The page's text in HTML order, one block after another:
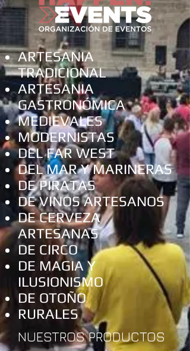
ARTESANIA
TRADICIONAL
ARTESANIA
GASTRONÓMICA
MEDIEVALES
MODERNISTAS
DEL FAR WEST
DEL MAR Y MARINERAS
DE PIRATAS
DE VINOS ARTESANOS
DE CERVEZA
ARTESANAS
DE CIRCO
DE MAGIA Y
ILUSIONISMO
DE OTOÑO
RURALES
NUESTROS PRODUCTOS